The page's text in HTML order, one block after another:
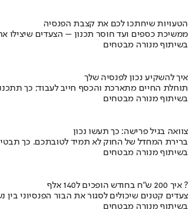
הטעויות שיחתכו לכם את קצבת הפנסיה
ממשיכת כספים ועד חוסר תכנון – הצעדים שיצילו
בשיתוף מנורה מבטחים
איך להשקיע נכון לפנסיה שלך
תוחלת החיים מתארכת והכסף חייב לעבוד: כך
בשיתוף מנורה מבטחים
צוואה בגיל פרישה: כך תעשו נכון
ברירת המחדל של החוק לא תמיד לטובתכם. כך
בשיתוף מנורה מבטחים
איך 200 ש"ח בחודש הופכים ל140 אלף ?
צעדים קטנים שיכולים לסגור את הבור הפנסיוני בין
בשיתוף מנורה מבטחים